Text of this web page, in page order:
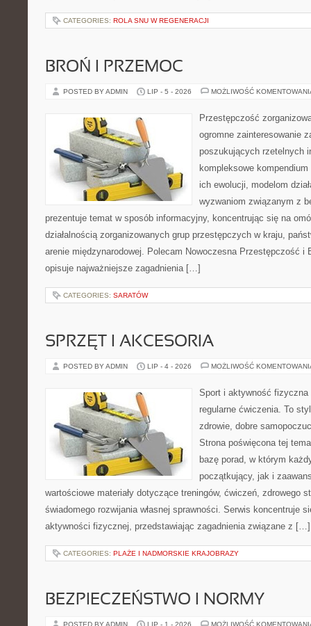
CATEGORIES: ROLA SNU W REGENERACJI
BROŃ I PRZEMOC
POSTED BY ADMIN LIP - 5 - 2026 MOŻLIWOŚĆ
Przestępczość
ogromne zainteresowanie
poszukujących rzetelnych
kompleksowe
ich ewolucji, modelom
wyzwaniom związanym z
prezentuje temat w sposób informacyjny, koncentrując się na
działalnością zorganizowanych grup przestępczych w kraju,
arenie międzynarodowej. Polecam Nowoczesna Przestępczość i
opisuje najważniejsze zagadnienia […]
CATEGORIES: SARATÓW
SPRZĘT I AKCESORIA
POSTED BY ADMIN LIP - 4 - 2026 MOŻLIWOŚĆ
Sport i aktywność
regularne ćwiczenia. To
zdrowie, dobre
Strona poświęcona tej
bazę porad, w którym
początkujący, jak i
wartościowe materiały dotyczące treningów, ćwiczeń, zdrowego
świadomego rozwijania własnej sprawności. Serwis koncentruje
aktywności fizycznej, przedstawiając zagadnienia związane z […]
CATEGORIES: PLAŻE I NADMORSKIE KRAJOBRAZY
BEZPIECZEŃSTWO I NORMY
POSTED BY ADMIN LIP - 1 - 2026 MOŻLIWOŚĆ